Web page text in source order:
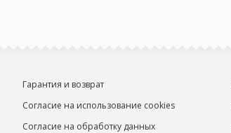
Гарантия и возврат
Согласие на использование cookies
Согласие на обработку данных